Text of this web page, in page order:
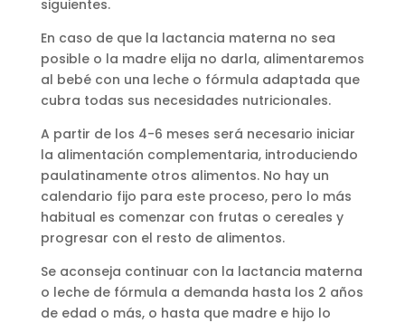
siguientes.
En caso de que la lactancia materna no sea
posible o la madre elija no darla, alimentaremos
al bebé con una leche o fórmula adaptada que
cubra todas sus necesidades nutricionales.
A partir de los 4-6 meses será necesario iniciar
la alimentación complementaria, introduciendo
paulatinamente otros alimentos. No hay un
calendario fijo para este proceso, pero lo más
habitual es comenzar con frutas o cereales y
progresar con el resto de alimentos.
Se aconseja continuar con la lactancia materna
o leche de fórmula a demanda hasta los 2 años
de edad o más, o hasta que madre e hijo lo